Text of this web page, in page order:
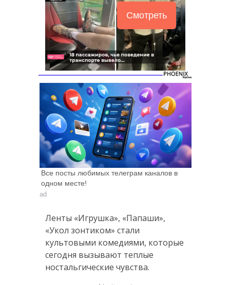
Смотреть
Следующее видео Отмена
Все посты любимых телеграм каналов в
одном месте!
ad
Ленты «Игрушка», «Папаши»,
«Укол зонтиком» стали
культовыми комедиями, которые
сегодня вызывают теплые
ностальгические чувства.